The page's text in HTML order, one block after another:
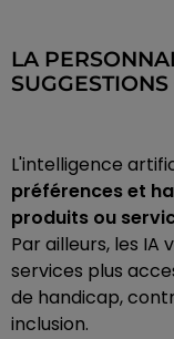
LA
L'intelligence
préférences et
produits ou
Par ailleurs, les
services plus
de handicap,
inclusion.